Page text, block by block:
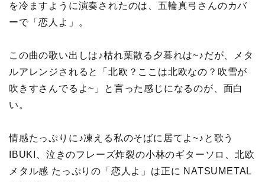
を冷ますように演奏されたのは、五輪真弓さんのカバ
ーで「恋人よ」。
この曲の歌い出しは♪枯れ葉散る夕暮れは~♪だが、メタ
ルアレンジされると「北欧？ここは北欧なの？吹雪が
吹きすさんでるよ~」と言った感じになるのが、面白
い。
情感たっぷりに♪凍える私のそばに居てよ~♪と歌う
IBUKI、泣きのフレーズ炸裂の小林のギターソロ、北欧
メタル感 たっぷりの「恋人よ」は正に NATSUMETAL